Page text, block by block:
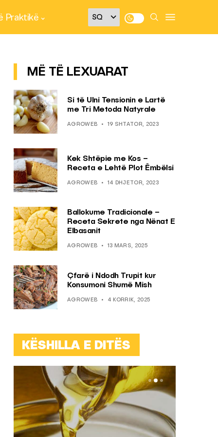
Praktikë
MË TË LEXUARAT
Si të Ulni Tensionin e Lartë
me Tri Metoda Natyrale
AGROWEB 19 SHTATOR, 2023
Kek Shtëpie me Kos –
Receta e Lehtë Plot Ëmbëlsi
AGROWEB 14 DHJETOR, 2023
Ballokume Tradicionale –
Receta Sekrete nga Nënat E
Elbasanit
AGROWEB 13 MARS, 2025
Çfarë i Ndodh Trupit kur
Konsumoni Shumë Mish
AGROWEB 4 KORRIK, 2025
KËSHILLA E DITËS